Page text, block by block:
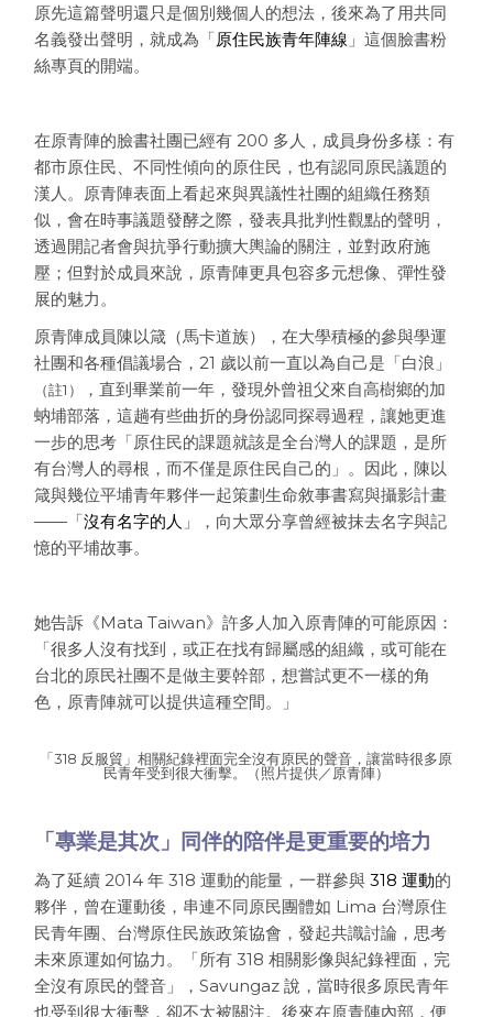
原先這篇聲明還只是個別幾個人的想法，後來為了用共同
名義發出聲明，就成為「原住民族青年陣線 」這個臉書粉
絲專頁的開端。
在原青陣的臉書社團已經有 200 多人，成員身份多樣：有
都市原住民、不同性傾向的原住民，也有認同原民議題的
漢人。原青陣表面上看起來與異議性社團的組織任務類
似，會在時事議題發酵之際，發表具批判性觀點的聲明，
透過開記者會與抗爭行動擴大輿論的關注，並對政府施
壓；但對於成員來說，原青陣更具包容多元想像、彈性發
展的魅力。
原青陣成員陳以箴（馬卡道族），在大學積極的參與學運
社團和各種倡議場合，21 歲以前一直以為自己是「白浪」
（註1）
，直到畢業前一年，發現外曾祖父來自高樹鄉的加
蚋埔部落，這趟有些曲折的身份認同探尋過程，讓她更進
一步的思考「原住民的課題就該是全台灣人的課題，是所
有台灣人的尋根，而不僅是原住民自己的」。因此，陳以
箴與幾位平埔青年夥伴一起策劃生命敘事書寫與攝影計畫
——「沒有名字的人 」，向大眾分享曾經被抹去名字與記
憶的平埔故事。
她告訴《Mata Taiwan》許多人加入原青陣的可能原因：
「很多人沒有找到，或正在找有歸屬感的組織，或可能在
台北的原民社團不是做主要幹部，想嘗試更不一樣的角
色，原青陣就可以提供這種空間。」
「318 反服貿」相關紀錄裡面完全沒有原民的聲音，讓當時很多原
民青年受到很大衝擊。（照片提供／原青陣）
「專業是其次」同伴的陪伴是更重要的培力
為了延續 2014 年 318 運動的能量，一群參與318 運動的
夥伴，曾在運動後，串連不同原民團體如 Lima 台灣原住
民青年團、台灣原住民族政策協會，發起共識討論，思考
未來原運如何協力。「所有 318 相關影像與紀錄裡面，完
全沒有原民的聲音」，Savungaz 說，當時很多原民青年
也受到很大衝擊，卻不太被關注。後來在原青陣內部，便